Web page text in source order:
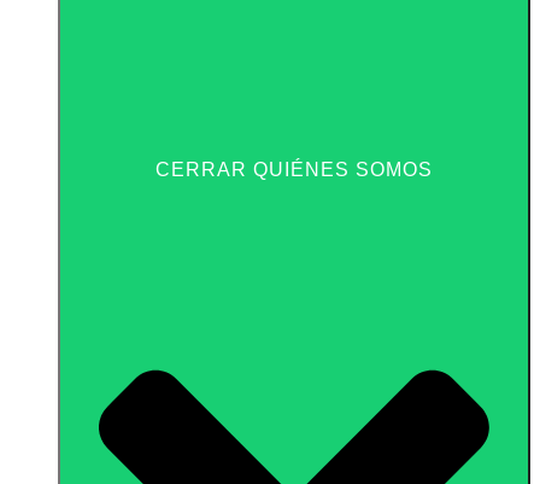
CERRAR QUIÉNES SOMOS